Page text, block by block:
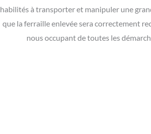
habilités à transporter et manipuler une
que la ferraille enlevée sera correctement
nous occupant de toutes les